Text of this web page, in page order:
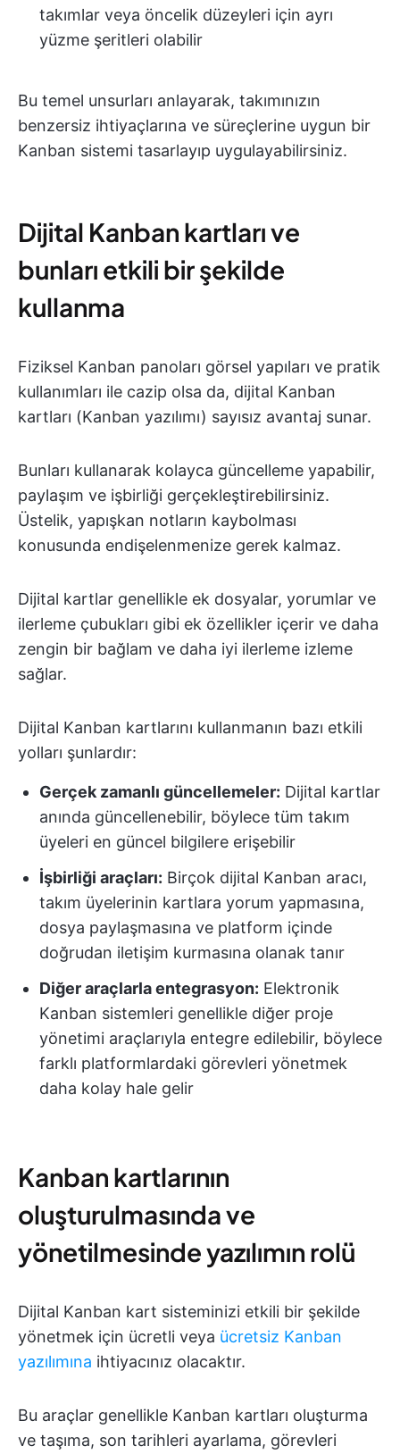
takımlar veya öncelik düzeyleri için ayrı
yüzme şeritleri olabilir
Bu temel unsurları anlayarak, takımınızın
benzersiz ihtiyaçlarına ve süreçlerine uygun bir
Kanban sistemi tasarlayıp uygulayabilirsiniz.
Dijital Kanban kartları ve
bunları etkili bir şekilde
kullanma
Fiziksel Kanban panoları görsel yapıları ve pratik
kullanımları ile cazip olsa da, dijital Kanban
kartları (Kanban yazılımı) sayısız avantaj sunar.
Bunları kullanarak kolayca güncelleme yapabilir,
paylaşım ve işbirliği gerçekleştirebilirsiniz.
Üstelik, yapışkan notların kaybolması
konusunda endişelenmenize gerek kalmaz.
Dijital kartlar genellikle ek dosyalar, yorumlar ve
ilerleme çubukları gibi ek özellikler içerir ve daha
zengin bir bağlam ve daha iyi ilerleme izleme
sağlar.
Dijital Kanban kartlarını kullanmanın bazı etkili
yolları şunlardır:
Gerçek zamanlı güncellemeler: Dijital kartlar
anında güncellenebilir, böylece tüm takım
üyeleri en güncel bilgilere erişebilir
İşbirliği araçları: Birçok dijital Kanban aracı,
takım üyelerinin kartlara yorum yapmasına,
dosya paylaşmasına ve platform içinde
doğrudan iletişim kurmasına olanak tanır
Diğer araçlarla entegrasyon: Elektronik
Kanban sistemleri genellikle diğer proje
yönetimi araçlarıyla entegre edilebilir, böylece
farklı platformlardaki görevleri yönetmek
daha kolay hale gelir
Kanban kartlarının
oluşturulmasında ve
yönetilmesinde yazılımın rolü
Dijital Kanban kart sisteminizi etkili bir şekilde
yönetmek için ücretli veya ücretsiz Kanban
yazılımına ihtiyacınız olacaktır.
Bu araçlar genellikle Kanban kartları oluşturma
ve taşıma, son tarihleri ayarlama, görevleri